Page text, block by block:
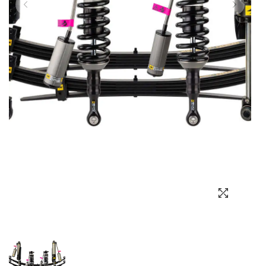
Выбор языка
Выбор валюты